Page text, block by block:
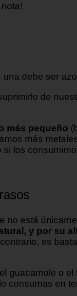
debe ser
de
más pequeño
más
los
no está
y por su
es
guacamole o el
consumas en